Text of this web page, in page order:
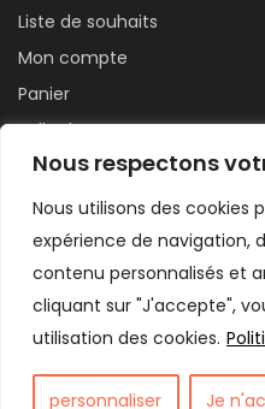
Nous respectons
Nous utilisons des cookies
expérience de navigation,
contenu personnalisés et
cliquant sur "J'accepte",
utilisation des cookies.
personnaliser Je
Liste de souhaits
Mon compte
Panier
Salle de sport
Suivi de commande
Tableau de bord
France Fruits Secs 2024.